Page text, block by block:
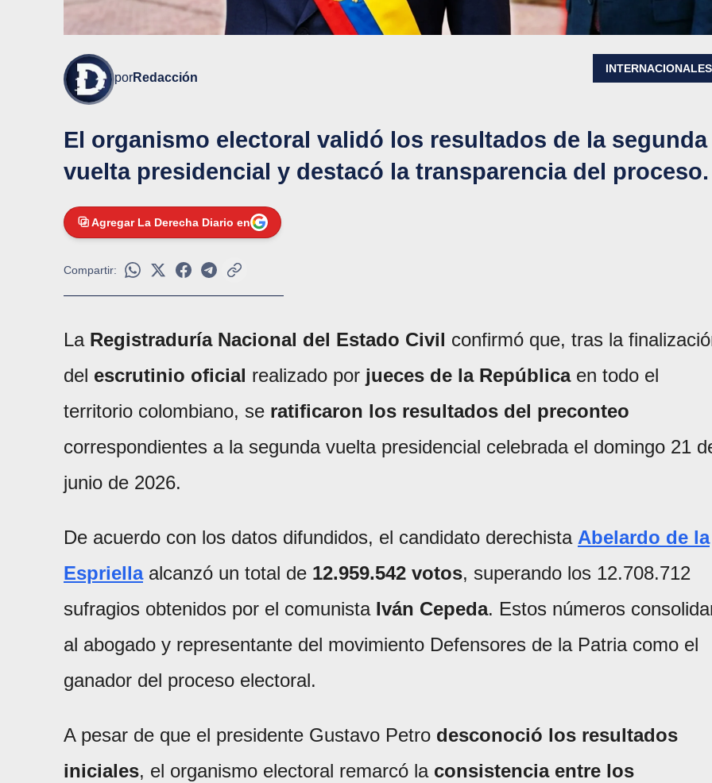
porRedacción
INTERNACIONALES
El organismo electoral validó los resultados de la segunda
vuelta presidencial y destacó la transparencia del proceso.
Agregar La Derecha Diario en
Compartir:
La Registraduría Nacional del Estado Civil confirmó que, tras la
del escrutinio oficial realizado por jueces de la Repúblicaen todo el
territorio colombiano, se ratificaron los resultados del preconteo
correspondientes a la segunda vuelta presidencial celebrada el domingo 21
junio de 2026.
De acuerdo con los datos difundidos, el candidato derechista Abelardo de la
Espriellaalcanzó un total de 12.959.542 votos, superando los 12.708.712
sufragios obtenidos por el comunista Iván Cepeda. Estos números
al abogado y representante del movimiento Defensores de la Patria como el
ganador del proceso electoral.
A pesar de que el presidente Gustavo Petro desconoció los resultados
iniciales, el organismo electoral remarcó la consistencia entre los